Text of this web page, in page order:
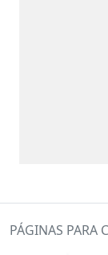
PÁGINAS PARA